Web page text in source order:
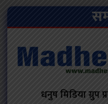
धनुष मिडिया ग्रुप